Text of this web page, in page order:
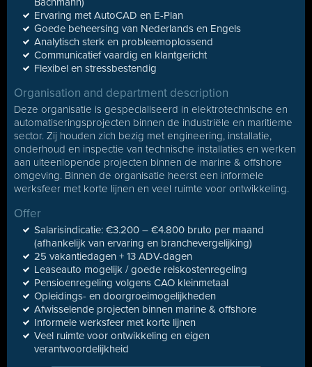
Ervaring met AutoCAD en E-Plan
Goede beheersing van Nederlands en Engels
Analytisch sterk en probleemoplossend
Communicatief vaardig en klantgericht
Flexibel en stressbestendig
Organisation and department description
Deze organisatie is gespecialiseerd in elektrotechnische en
automatiseringsprojecten binnen de industriële en maritieme
sector. Zij houden zich bezig met engineering, installatie,
onderhoud en inspectie van technische installaties en werken
aan uiteenlopende projecten binnen de marine & offshore
omgeving. Binnen de organisatie heerst een informele
werksfeer met korte lijnen en veel ruimte voor ontwikkeling.
Offer
Salarisindicatie: €3.200 – €4.800 bruto per maand
(afhankelijk van ervaring en branchevergelijking)
25 vakantiedagen + 13 ADV-dagen
Leaseauto mogelijk / goede reiskostenregeling
Pensioenregeling volgens CAO kleinmetaal
Opleidings- en doorgroeimogelijkheden
Afwisselende projecten binnen marine & offshore
Informele werksfeer met korte lijnen
Veel ruimte voor ontwikkeling en eigen
verantwoordelijkheid